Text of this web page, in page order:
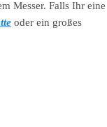
Messer. Falls Ihr eine
oder ein großes